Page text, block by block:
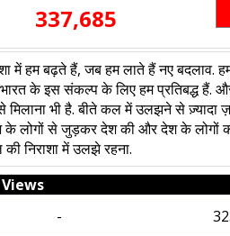
337,685
में हम बढ़ते हैं, जब हम लाते हैं नए बदलाव.
के इस संकल्प के लिए हम प्रतिबद्ध हैं.
मिलाना भी है. बीते कल में उलझने से
लोगों से जुड़कर देश की और देश के लोगों
निराशा में उलझे रहना.
Views
-